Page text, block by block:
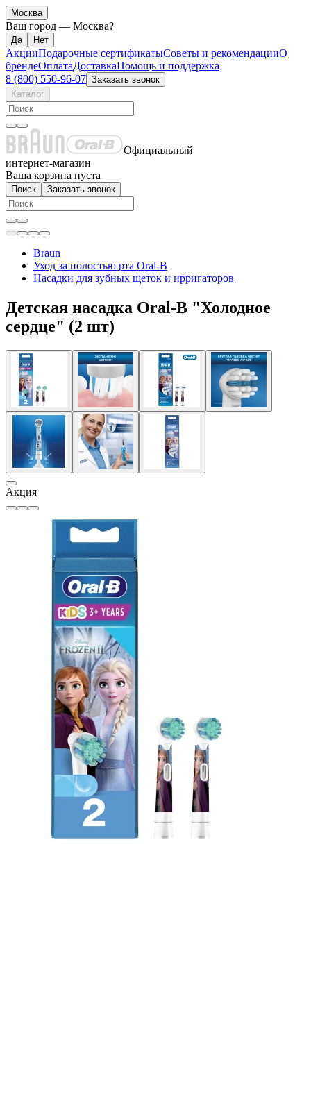
Москва
Ваш город — Москва?
АкцииПодарочные сертификатыСоветы и рекомендацииО
брендеОплатаДоставкаПомощь и поддержка
8 (800) 550-96-07 Заказать звонок
Каталог
Официальный
интернет-магазин
Ваша корзина пуста
Поиск Заказать звонок
Braun
Уход за полостью рта Oral-B
Насадки для зубных щеток и ирригаторов
Детская насадка Oral-B "Холодное
сердце" (2 шт)
Акция